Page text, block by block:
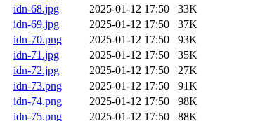
idn-68.jpg
2025-01-12 17:50
33K
idn-69.jpg
2025-01-12 17:50
37K
idn-70.png
2025-01-12 17:50
93K
idn-71.jpg
2025-01-12 17:50
35K
idn-72.jpg
2025-01-12 17:50
27K
idn-73.png
2025-01-12 17:50
91K
idn-74.png
2025-01-12 17:50
98K
idn-75.png
2025-01-12 17:50 88K